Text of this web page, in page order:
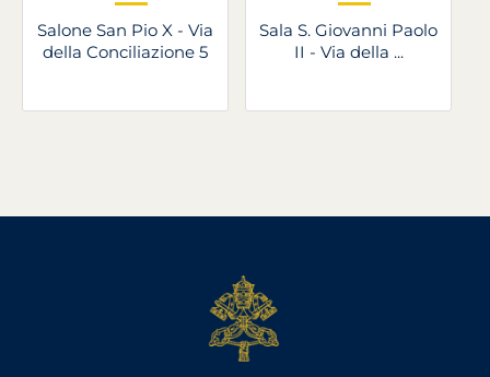
Vaticano
Salone San Pio X - Via
della Conciliazione 5
Ascolto in Vaticano
Sala S. Giovanni Paolo
II - Via della ...